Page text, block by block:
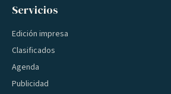
Servicios
Edición impresa
Clasificados
Agenda
Publicidad